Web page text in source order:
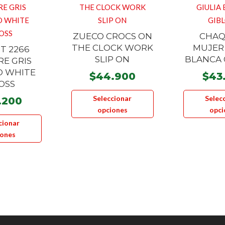
2266
GRIS
WHITE
Este
tiene
pueden
ZUECO CROCS ON
THE CLOCK WORK
SLIP ON
$44.900
Seleccionar
opciones
Este
tiene
BLANCA
$